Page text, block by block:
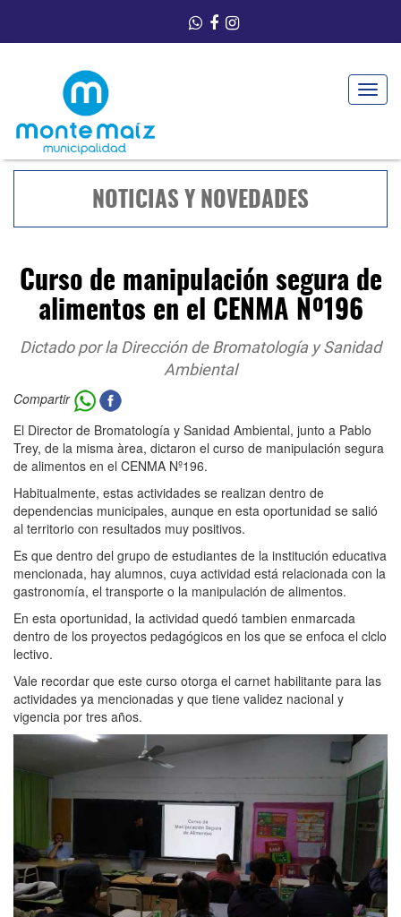
Toggle
NOTICIAS Y NOVEDADES
Curso de manipulación segura de
alimentos en el CENMA Nº196
Dictado por la Dirección de Bromatología y Sanidad
Ambiental
Compartir
El Director de Bromatología y Sanidad Ambiental, junto a Pablo
Trey, de la misma àrea, dictaron el curso de manipulación segura
de alimentos en el CENMA Nº196.
Habitualmente, estas actividades se realizan dentro de
dependencias municipales, aunque en esta oportunidad se salió
al territorio con resultados muy positivos.
Es que dentro del grupo de estudiantes de la institución educativa
mencionada, hay alumnos, cuya actividad está relacionada con la
gastronomía, el transporte o la manipulación de alimentos.
En esta oportunidad, la actividad quedó tambien enmarcada
dentro de los proyectos pedagógicos en los que se enfoca el clclo
lectivo.
Vale recordar que este curso otorga el carnet habilitante para las
actividades ya mencionadas y que tiene validez nacional y
vigencia por tres años.